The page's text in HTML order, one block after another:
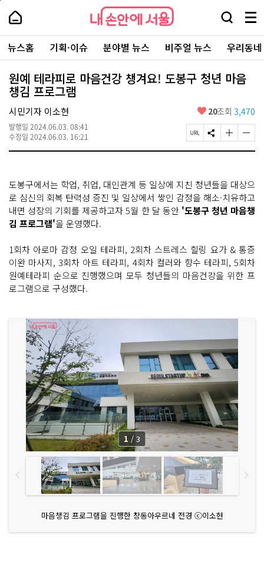
본
로
가
내
손
안
에
서
울
-
서
울
시
대
표
소
통
포
내
손
에
울
검
창
열
기
메
뉴
전
체
보
주
요
서
뉴스홈 기획·이슈 분야별 뉴스 비주얼 뉴스 우리동
원예 테라피로 마음건강 챙겨요! 도봉구 청년 마음
챙김 프로그램
시민기자 이소현
발행일 2024.06.03. 08:41
수정일 2024.06.03. 16:21
좋
요
20조회 3,470
페
이
R
L
복
사
S
N
하
기
글
자
크
게
변
경
하
글
자
게
변
경
하
도봉구에서는 학업, 취업, 대인관계 등 일상에 지친 청년들을 대상으
로 심신의 회복 탄력성 증진 및 일상에서 쌓인 감정을 해소·치유하고
내면 성장의 기회를 제공하고자 5월 한 달 동안 '도봉구 청년 마음챙
김 프로그램'을 운영했다.
1회차 아로마 감정 오일 테라피, 2회차 스트레스 힐링 요가 & 통증
이완 마사지, 3회차 아트 테라피, 4회차 컬러와 향수 테라피, 5회차
원예테라피 순으로 진행했으며 모두 청년들의 마음건강을 위한 프
로그램으로 구성했다.
마음챙김 프로그램을 진행한 창동아우르네 전경 ⓒ이소현
1 / 3
페
상
단
로